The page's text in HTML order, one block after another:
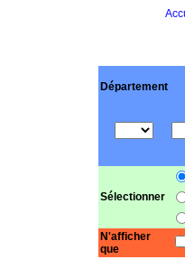
Département
Sélectionner
N'afficher
que